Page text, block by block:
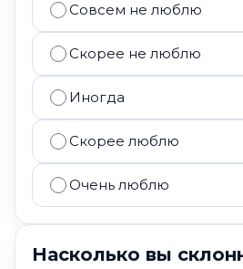
Совсем не люблю
Скорее не люблю
Иногда
Скорее люблю
Очень люблю
Насколько вы